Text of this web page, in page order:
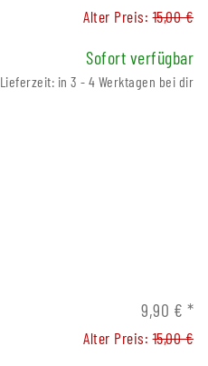
Alter Preis:15,00 €
Sofort verfügbar
Lieferzeit: in 3 - 4 Werktagen bei dir
9,90 € *
Alter Preis:15,00 €